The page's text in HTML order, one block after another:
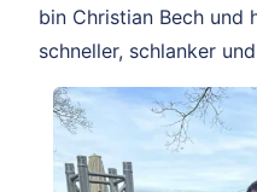
bin Christian Bech und
schneller, schlanker